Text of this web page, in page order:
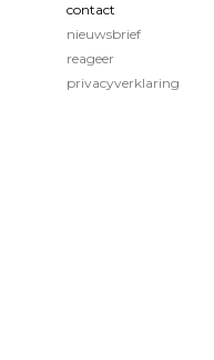
contact
nieuwsbrief
reageer
privacyverklaring